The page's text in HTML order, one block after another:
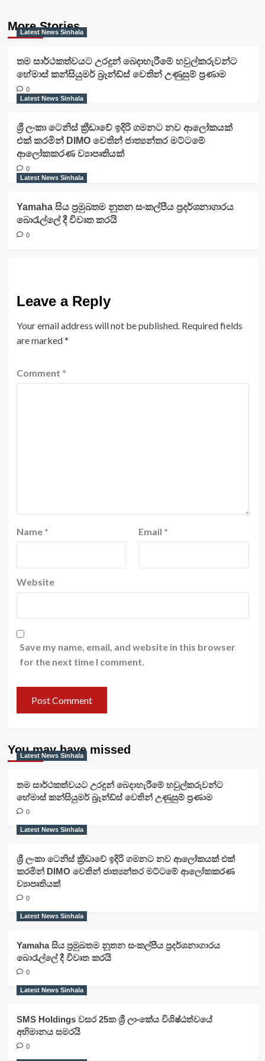
More Stories
Latest News Sinhala
තම සාර්ථකත්වයට උරදුන් බෙදාහැරීමේ හවුල්කරුවන්ට
හේමාස් කන්සියුමර් බ්‍රෑන්ඩ්ස් වෙතින් උණුසුම් ප්‍රණාම
0
Latest News Sinhala
ශ්‍රී ලංකා ටෙනිස් ක්‍රීඩාවේ ඉදිරි ගමනට නව ආලෝකයක්
එක් කරමින් DIMO වෙතින් ජාත්‍යන්තර මට්ටමේ
ආලෝකකරණ ව්‍යාපෘතියක්
0
Latest News Sinhala
Yamaha සිය ප්‍රමුඛතම නූතන සංකල්පීය ප්‍රදර්ශනාගාරය
බොරැල්ලේ දී විවෘත කරයි
0
Leave a Reply
Your email address will not be published. Required fields
are marked*
Comment *
Name * Email *
Website
Save my name, email, and website in this browser
for the next time I comment.
You may have missed
Latest News Sinhala
තම සාර්ථකත්වයට උරදුන් බෙදාහැරීමේ හවුල්කරුවන්ට
හේමාස් කන්සියුමර් බ්‍රෑන්ඩ්ස් වෙතින් උණුසුම් ප්‍රණාම
0
Latest News Sinhala
ශ්‍රී ලංකා ටෙනිස් ක්‍රීඩාවේ ඉදිරි ගමනට නව ආලෝකයක් එක්
කරමින් DIMO වෙතින් ජාත්‍යන්තර මට්ටමේ ආලෝකකරණ
ව්‍යාපෘතියක්
0
Latest News Sinhala
Yamaha සිය ප්‍රමුඛතම නූතන සංකල්පීය ප්‍රදර්ශනාගාරය
බොරැල්ලේ දී විවෘත කරයි
0
Latest News Sinhala
SMS Holdings වසර 25ක ශ්‍රී ලාංකේය විශිෂ්ඨත්වයේ
අභිමානය සමරයි
0